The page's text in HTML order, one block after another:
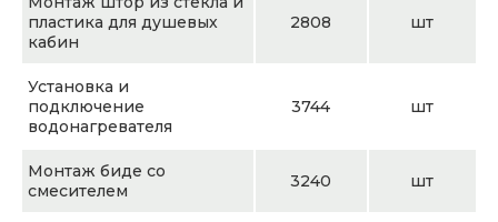
пластика для душевых
кабин
2808 шт
Установка и
подключение
водонагревателя
3744 шт
Монтаж биде со
смесителем
3240 шт